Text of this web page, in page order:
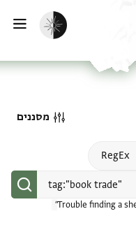
הפעלת מצב כהה
RegEx
Trouble finding a
מסננים